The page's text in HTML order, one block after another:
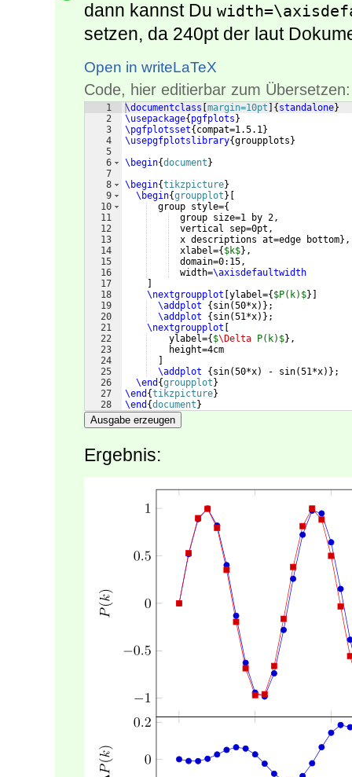
dann kannst Du
setzen, da 240pt der laut
Open in writeLaTeX
Code, hier editierbar zum Übersetzen:
1
2
3
4
5
6
7
8
9
10
11
12
13
14
15
16
17
18
19
20
21
22
23
24
25
26
27
28
\documentclass margin=10pt { standalone}
\usepackage{ pgfplots }
\pgfplotsset{ compat=1.5.1}
\usepgfplotslibrary{groupplots }
\begin{document }
\begin{tikzpicture}
\begin{groupplot }
  group style=
{
  group size=1 by 2,
  vertical sep=0pt,
  x descriptions at=edge bottom
} ,
  xlabel=
{ $k$} ,
  domain=0:15,
  width=
\axisdefaultwidth
\nextgroupplot ylabel={ $P(k)$}]
\addplot
{ sin(50*x)} ;
\addplot
{ sin(51*x)} ;
\nextgroupplot
    ylabel=
{ $\Delta P(k)$} ,
    height=4cm
\addplot
{ sin(50*x) - sin(51*x)} ;
\end {groupplot }
\end {tikzpicture}
\end {document }
Ausgabe erzeugen
Ergebnis: